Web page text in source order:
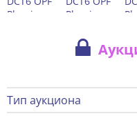
Тип аукциона